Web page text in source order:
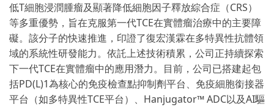
低T細胞浸潤腫瘤及顯著降低細胞因子釋放綜合症（CRS）
等多重優勢，旨在克服第一代TCE在實體瘤治療中的主要障
礙。該分子的快速推進，印證了復宏漢霖在多特異性抗體領
域的系統性研發能力。依託上述技術積累，公司正持續探索
下一代TCE在實體瘤中的應用潛力。目前，公司已搭建起包
括PD(L)1為核心的免疫檢查點抑制劑平台、免疫細胞銜接器
平台（如多特異性TCE平台）、Hanjugator™ ADC以及AI驅